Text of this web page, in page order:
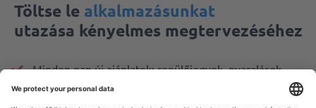
Töltse le alkalmazásunkat
utazása kényelmes megtervezéséhez
Minden nap új ajánlatok: repülőjegyek, nyaralások,
városlátogatások